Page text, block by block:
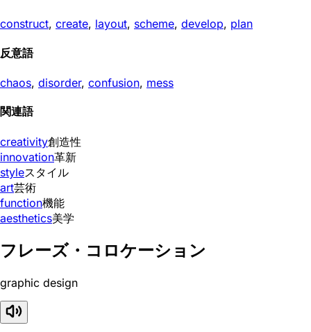
construct, create, layout, scheme, develop, plan
反意語
chaos, disorder, confusion, mess
関連語
creativity創造性
innovation革新
styleスタイル
art芸術
function機能
aesthetics美学
フレーズ・コロケーション
graphic design